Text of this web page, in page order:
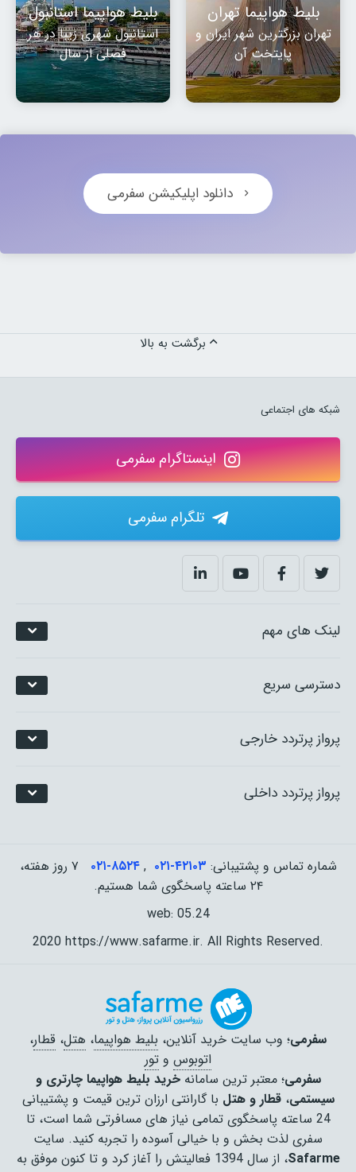
بلیط هواپیما تهران
تهران بزرگترین شهر ایران و
پایتخت آن
بلیط هواپیما استانبول
استانبول شهری زیبا در هر
فصلی از سال
دانلود اپلیکیشن سفرمی
پرواز پرتردد داخلی
پرواز پرتردد خارجی
دسترسی سریع
لینک های مهم
شبکه های اجتماعی
اینستاگرام سفرمی
تلگرام سفرمی
شماره تماس و پشتیبانی: ۰۲۱-۴٢١٠٣ ,۰۲۱-۸۵۲۴
۷ روز هفته،
۲۴ ساعته پاسخگوی شما هستیم.
web: 05.24
2020 https://www.safarme.ir. All Rights Reserved.
سفرمی؛ وب سایت خرید آنلاین، بلیط هواپیما، هتل، قطار،
اتوبوس و تور
سفرمی؛ معتبر ترین سامانهخرید بلیط هواپیما چارتری و
سیستمی،قطار و هتل با گارانتی ارزان ترین قیمت و پشتیبانی
24 ساعته پاسخگوی تمامی نیاز های مسافرتی شما است، تا
سفری لذت بخش و با خیالی آسوده را تجربه کنید. سایت
Safarme
، از سال 1394 فعالیتش را آغاز کرد و تا کنون موفق به